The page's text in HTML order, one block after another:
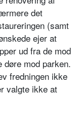
det
(samt
ejer at
ud fra de mod
mod parken.
fredningen ikke
valgte ikke at